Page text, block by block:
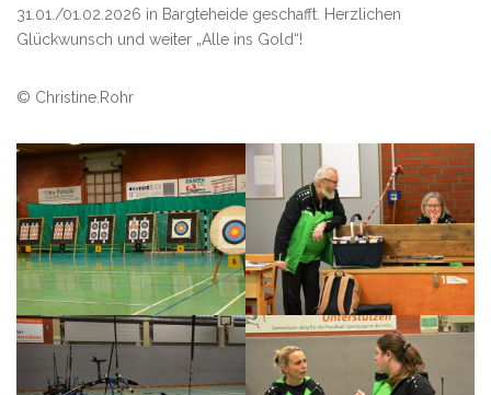
31.01./01.02.2026 in Bargteheide geschafft. Herzlichen
Glückwunsch und weiter „Alle ins Gold“!
© Christine.Rohr